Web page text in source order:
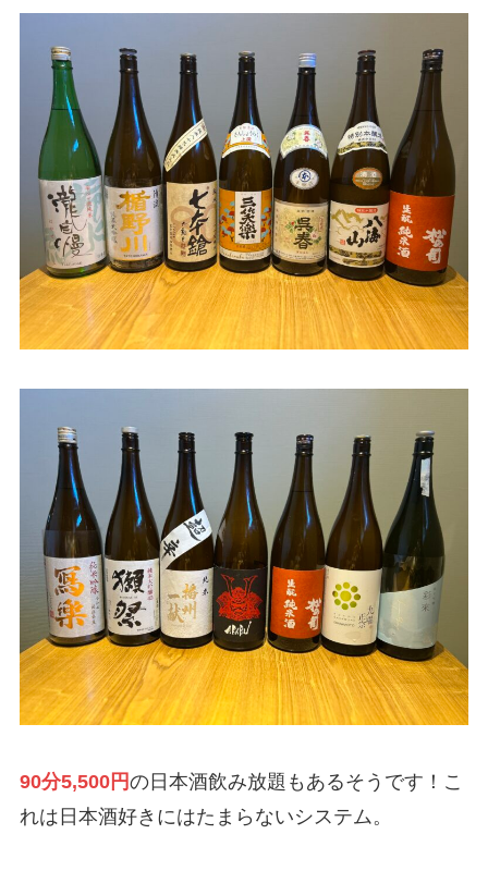
90分5,500円の日本酒飲み放題もあるそうです！こ
れは日本酒好きにはたまらないシステム。